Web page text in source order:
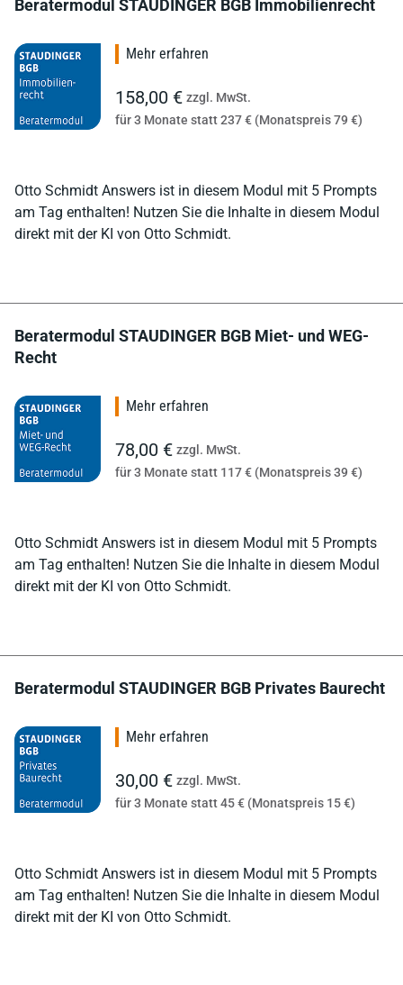
Beratermodul STAUDINGER BGB Immobilienrecht
Otto Schmidt Answers ist in diesem Modul mit 5 Prompts
am Tag enthalten! Nutzen Sie die Inhalte in diesem Modul
direkt mit der KI von Otto Schmidt.
Mehr erfahren
158,00 € zzgl. MwSt.
für 3 Monate statt 237 € (Monatspreis 79 €)
Beratermodul STAUDINGER BGB Miet- und WEG-
Recht
Otto Schmidt Answers ist in diesem Modul mit 5 Prompts
am Tag enthalten! Nutzen Sie die Inhalte in diesem Modul
direkt mit der KI von Otto Schmidt.
Mehr erfahren
78,00 € zzgl. MwSt.
für 3 Monate statt 117 € (Monatspreis 39 €)
Beratermodul STAUDINGER BGB Privates Baurecht
Otto Schmidt Answers ist in diesem Modul mit 5 Prompts
am Tag enthalten! Nutzen Sie die Inhalte in diesem Modul
direkt mit der KI von Otto Schmidt.
Mehr erfahren
30,00 € zzgl. MwSt.
für 3 Monate statt 45 € (Monatspreis 15 €)